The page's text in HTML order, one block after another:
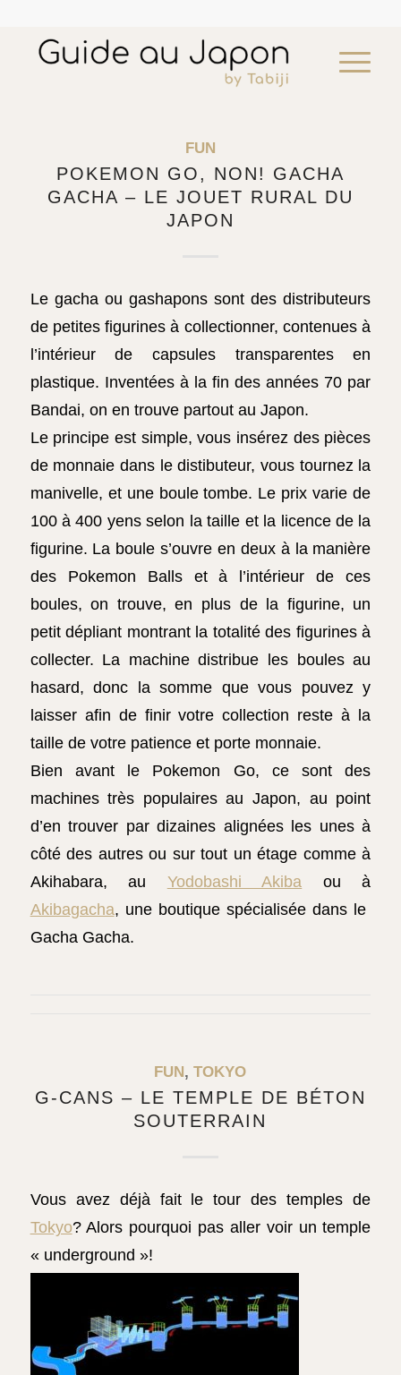
Dîner privé avec une Maiko
FUN
POKEMON GO, NON! GACHA
GACHA – LE JOUET RURAL DU
JAPON
Le gacha ou gashapons sont des distributeurs
de petites figurines à collectionner, contenues à
l’intérieur de capsules transparentes en
plastique. Inventées à la fin des années 70 par
Bandai, on en trouve partout au Japon.
Le principe est simple, vous insérez des pièces
de monnaie dans le distibuteur, vous tournez la
manivelle, et une boule tombe. Le prix varie de
100 à 400 yens selon la taille et la licence de la
figurine. La boule s’ouvre en deux à la manière
des Pokemon Balls et à l’intérieur de ces
boules, on trouve, en plus de la figurine, un
petit dépliant montrant la totalité des figurines à
collecter. La machine distribue les boules au
hasard, donc la somme que vous pouvez y
laisser afin de finir votre collection reste à la
taille de votre patience et porte monnaie.
Bien avant le Pokemon Go, ce sont des
machines très populaires au Japon, au point
d’en trouver par dizaines alignées les unes à
côté des autres ou sur tout un étage comme à
Akihabara, au Yodobashi Akiba ou à
Akibagacha, une boutique spécialisée dans le
Gacha Gacha.
FUN,TOKYO
G-CANS – LE TEMPLE DE BÉTON
SOUTERRAIN
Vous avez déjà fait le tour des temples de
Tokyo? Alors pourquoi pas aller voir un temple
« underground »!